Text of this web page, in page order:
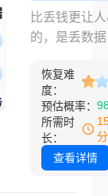
友在剪辑视
删了整周的
材，他差点
推掉合作赔
金。如果你
过这种心跳
瞬间，这篇
是你的“后悔
何找回u盘
文件？亲测
轻松救回数
据！！
比丢钱更让
的，是丢数
案、珍贵的
片，或是一
替代的素材
能因为一次
“蒸发”。别
恢复难
度：
预估概率：
所需时
长：
查看详情